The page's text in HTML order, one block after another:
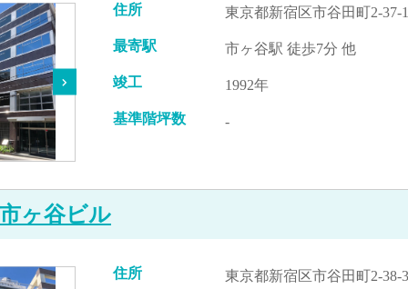
住所 東京都新宿区市谷田町2-37-1
最寄駅 市ヶ谷駅 徒歩7分 他
竣工 1992年
基準階坪数 -
ヶ谷ビル
住所 東京都新宿区市谷田町2-38-3